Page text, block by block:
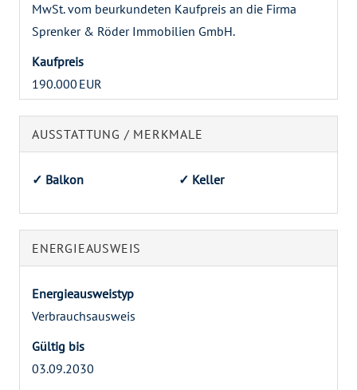
MwSt. vom beurkundeten Kaufpreis an die Firma
Sprenker & Röder Immobilien GmbH.
Kaufpreis
190.000 EUR
AUSSTATTUNG / MERKMALE
✓ Balkon ✓ Keller
ENERGIEAUSWEIS
Energieausweistyp
Verbrauchs­ausweis
Gültig bis
03.09.2030